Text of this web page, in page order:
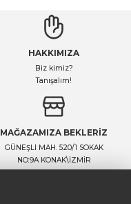
HAKKIMIZA
Biz kimiz?
Tanışalım!
MAĞAZAMIZA BEKLERİZ
GÜNEŞLİ MAH. 520/1 SOKAK
NO:9A KONAK\İZMİR